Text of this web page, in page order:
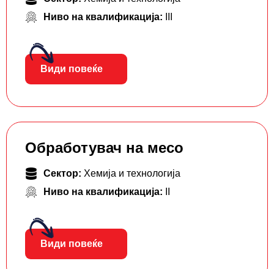
Ниво на квалификација:
Види повеќе
Обработувач на месо
Сектор: Хемија и технологија
Ниво на квалификација:
Види повеќе